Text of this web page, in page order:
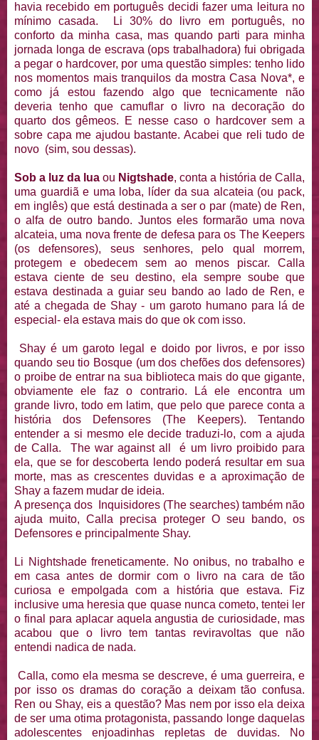
havia recebido em português decidi fazer uma leitura no
mínimo casada. Li 30% do livro em português, no
conforto da minha casa, mas quando parti para minha
jornada longa de escrava (ops trabalhadora) fui obrigada
a pegar o hardcover, por uma questão simples: tenho lido
nos momentos mais tranquilos da mostra Casa Nova*, e
como já estou fazendo algo que tecnicamente não
deveria tenho que camuflar o livro na decoração do
quarto dos gêmeos. E nesse caso o hardcover sem a
sobre capa me ajudou bastante. Acabei que reli tudo de
novo (sim, sou dessas).
Sob a luz da lua ou Nigtshade, conta a história de Calla,
uma guardiã e uma loba, líder da sua alcateia (ou pack,
em inglês) que está destinada a ser o par (mate) de Ren,
o alfa de outro bando. Juntos eles formarão uma nova
alcateia, uma nova frente de defesa para os The Keepers
(os defensores), seus senhores, pelo qual morrem,
protegem e obedecem sem ao menos piscar. Calla
estava ciente de seu destino, ela sempre soube que
estava destinada a guiar seu bando ao lado de Ren, e
até a chegada de Shay - um garoto humano para lá de
especial- ela estava mais do que ok com isso.
Shay é um garoto legal e doido por livros, e por isso
quando seu tio Bosque (um dos chefões dos defensores)
o proibe de entrar na sua biblioteca mais do que gigante,
obviamente ele faz o contrario. Lá ele encontra um
grande livro, todo em latim, que pelo que parece conta a
história dos Defensores (The Keepers). Tentando
entender a si mesmo ele decide traduzi-lo, com a ajuda
de Calla. The war against all é um livro proibido para
ela, que se for descoberta lendo poderá resultar em sua
morte, mas as crescentes duvidas e a aproximação de
Shay a fazem mudar de ideia.
A presença dos Inquisidores (The searches) também não
ajuda muito, Calla precisa proteger O seu bando, os
Defensores e principalmente Shay.
Li Nightshade freneticamente. No onibus, no trabalho e
em casa antes de dormir com o livro na cara de tão
curiosa e empolgada com a história que estava. Fiz
inclusive uma heresia que quase nunca cometo, tentei ler
o final para aplacar aquela angustia de curiosidade, mas
acabou que o livro tem tantas reviravoltas que não
entendi nadica de nada.
Calla, como ela mesma se descreve, é uma guerreira, e
por isso os dramas do coração a deixam tão confusa.
Ren ou Shay, eis a questão? Mas nem por isso ela deixa
de ser uma otima protagonista, passando longe daquelas
adolescentes enjoadinhas repletas de duvidas. No